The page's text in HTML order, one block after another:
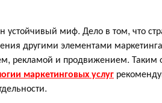
устойчивый миф. Дело в том, что
другими элементами
рекламой и продвижением.
маркетинговых услуг